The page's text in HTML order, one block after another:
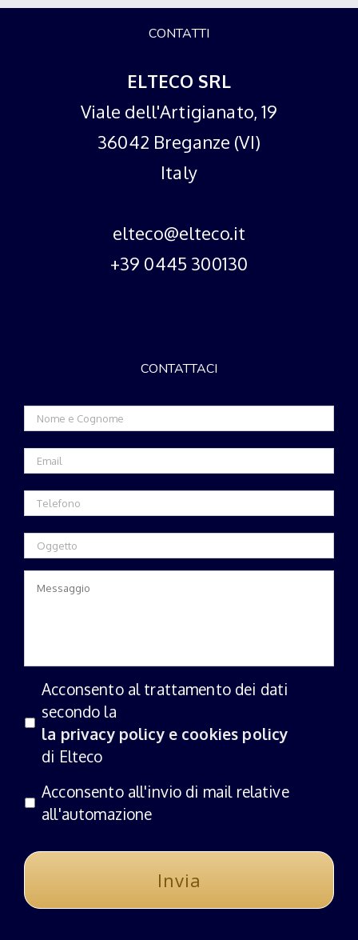
CONTATTI
ELTECO SRL
Viale dell'Artigianato, 19
36042 Breganze (VI)
Italy
elteco@elteco.it
+39 0445 300130
CONTATTACI
Acconsento al trattamento dei dati
secondo la
la privacy policy e cookies policy
di Elteco
Acconsento all'invio di mail relative
all'automazione